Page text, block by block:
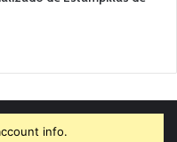
info.